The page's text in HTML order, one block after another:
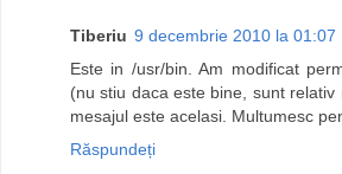
Tiberiu 9 decembrie 2010 la 01:07
Este in /usr/bin. Am modificat
(nu stiu daca este bine, sunt
mesajul este acelasi. Multumesc
Răspundeți